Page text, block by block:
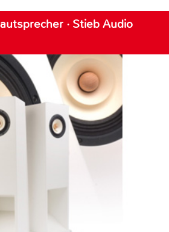
· Stieb Audio